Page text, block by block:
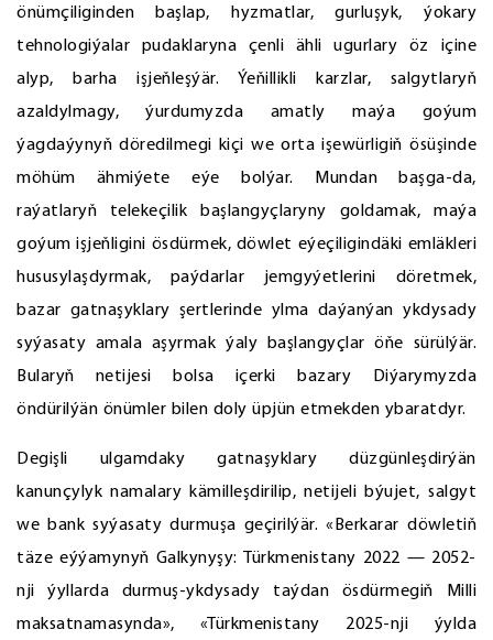
önümçiliginden başlap, hyzmatlar, gurluşyk, ýokary
tehnologiýalar pudaklaryna çenli ähli ugurlary öz içine
alyp, barha işjeňleşýär. Ýeňillikli karzlar, salgytlaryň
azaldylmagy, ýurdumyzda amatly maýa goýum
ýagdaýynyň döredilmegi kiçi we orta işewürligiň ösüşinde
möhüm ähmiýete eýe bolýar. Mundan başga-da,
raýatlaryň telekeçilik başlangyçlaryny goldamak, maýa
goýum işjeňligini ösdürmek, döwlet eýeçiligindäki emläkleri
hususylaşdyrmak, paýdarlar jemgyýetlerini döretmek,
bazar gatnaşyklary şertlerinde ylma daýanýan ykdysady
syýasaty amala aşyrmak ýaly başlangyçlar öňe sürülýär.
Bularyň netijesi bolsa içerki bazary Diýarymyzda
öndürilýän önümler bilen doly üpjün etmekden ybaratdyr.
Degişli ulgamdaky gatnaşyklary düzgünleşdirýän
kanunçylyk namalary kämilleşdirilip, netijeli býujet, salgyt
we bank syýasaty durmuşa geçirilýär. «Berkarar döwletiň
täze eýýamynyň Galkynyşy: Türkmenistany 2022 — 2052-
nji ýyllarda durmuş-ykdysady taýdan ösdürmegiň Milli
maksatnamasynda», «Türkmenistany 2025-nji ýylda